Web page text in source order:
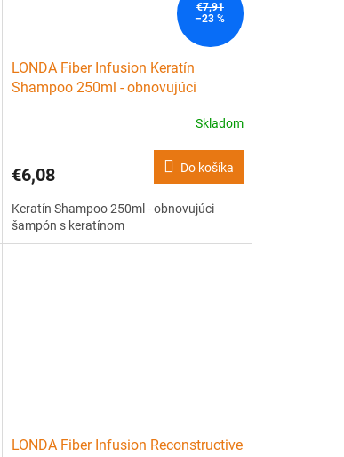
€7,91
–23 %
LONDA Fiber Infusion Keratín
Shampoo 250ml - obnovujúci
Skladom
€6,08 Do košíka
Keratín Shampoo 250ml - obnovujúci
šampón s keratínom
LONDA Fiber Infusion Reconstructive